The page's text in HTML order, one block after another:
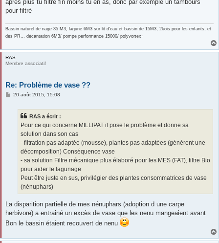
aprés plus tu filtre fin moins tu en as, donc par exemple un tambours
pour filtré
Bassin naturel de nage 35 M3, lagune 6M3 sur lit d'eau et bassin de 15M3, 2kois pour les enfants, et
des PR... décantation 6M3/ pompe performance 15000/ polyvortex-
RAS
Membre associatif
Re: Problème de vase ??
M20 août 2015, 15:08
RAS a écrit :
Pour ce qui concerne MILLIPAT il pose le problème et donne sa
solution dans son cas
- filtration pas adaptée (mousse), plantes pas adaptées (génèrent une
décomposition) Conséquence vase
- sa solution Filtre mécanique plus élaboré pour les MES (FAT), filtre Bio
pour aider le lagunage
Peut être juste en sus, privilégier des plantes consommatrices de vase
(nénuphars)
La disparition partielle de mes nénuphars (adoption d une carpe
herbivore) a entrainé un excès de vase que les nenu mangeaient avant
Bon le bassin étaient recouvert de nenu